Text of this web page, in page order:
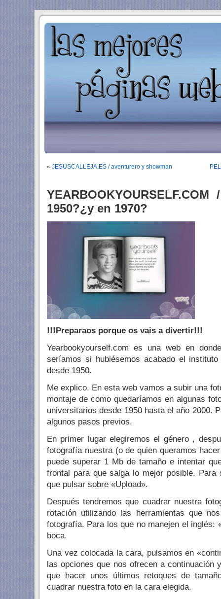
« JESUSCALLEJA.ES / aventurero y showman
1950?¿y en 1970?
!!!Preparaos porque os vais a divertir!!!
Yearbookyourself.com es una web en
seríamos si hubiésemos acabado el
desde 1950.
Me explico. En esta web vamos a subir una
montaje de como quedaríamos en algunas
universitarios desde 1950 hasta el año 2000.
algunos pasos previos.
En primer lugar elegiremos el género ,
fotografía nuestra (o de quien queramos
puede superar 1 Mb de tamaño e intentar
frontal para que salga lo mejor posible. Para
que pulsar sobre «Upload».
Después tendremos que cuadrar nuestra
rotación utilizando las herramientas que
fotografía. Para los que no manejen el inglés:
boca.
Una vez colocada la cara, pulsamos en
las opciones que nos ofrecen a continuación
que hacer unos últimos retoques de
cuadrar nuestra foto en la cara elegida.